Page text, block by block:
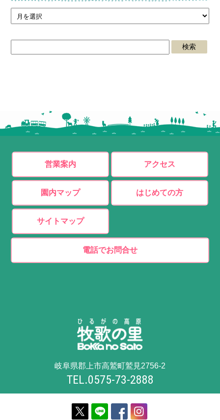
営業案内 アクセス
園内マップ はじめての方
サイトマップ
電話でお問合せ
岐阜県郡上市高鷲町鷲見2756-2
TEL.0575-73-2888